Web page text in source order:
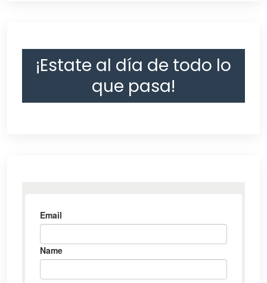
¡Estate al día de todo lo
que pasa!